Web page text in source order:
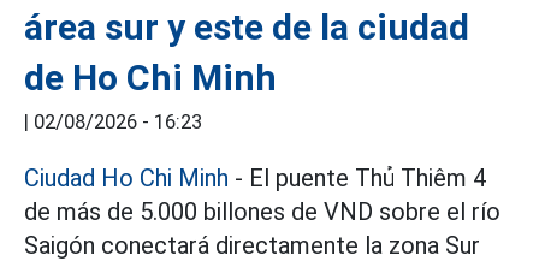
área sur y este de la ciudad
de Ho Chi Minh
| 02/08/2026 - 16:23
Ciudad Ho Chi Minh - El puente Thủ Thiêm 4
de más de 5.000 billones de VND sobre el río
Saigón conectará directamente la zona Sur